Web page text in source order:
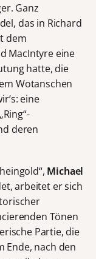
Ganz
das in Richard
dem
MacIntyre eine
hatte, die
Wotanschen
eine
deren
Michael
arbeitet er sich
Tönen
Partie, die
Ende, nach den